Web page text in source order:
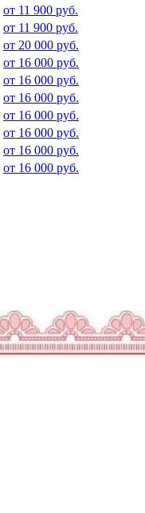
от 11 900 руб.
от 11 900 руб.
от 20 000 руб.
от 16 000 руб.
от 16 000 руб.
от 16 000 руб.
от 16 000 руб.
от 16 000 руб.
от 16 000 руб.
от 16 000 руб.